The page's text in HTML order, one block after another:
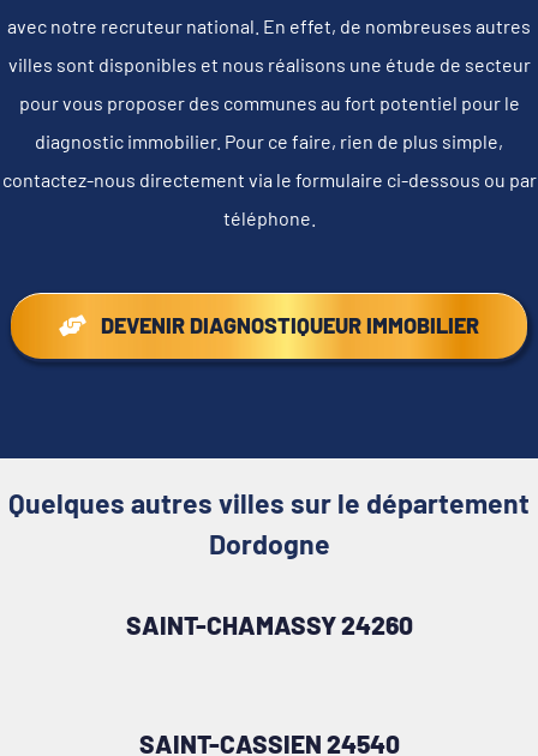
avec notre recruteur national. En effet, de nombreuses autres
villes sont disponibles et nous réalisons une étude de secteur
pour vous proposer des communes au fort potentiel pour le
diagnostic immobilier. Pour ce faire, rien de plus simple,
contactez-nous directement via le formulaire ci-dessous ou par
téléphone.
DEVENIR DIAGNOSTIQUEUR IMMOBILIER
Quelques autres villes sur le département
Dordogne
SAINT-CHAMASSY 24260
SAINT-CASSIEN 24540